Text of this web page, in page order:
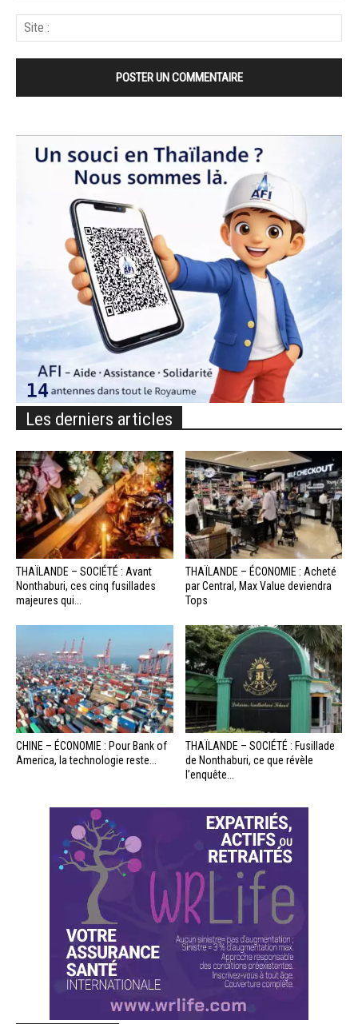
Les derniers articles
THAÏLANDE – SOCIÉTÉ : Avant
Nonthaburi, ces cinq fusillades
majeures qui...
THAÏLANDE – ÉCONOMIE : Acheté
par Central, Max Value deviendra
Tops
CHINE – ÉCONOMIE : Pour Bank of
America, la technologie reste...
THAÏLANDE – SOCIÉTÉ : Fusillade
de Nonthaburi, ce que révèle
l’enquête...